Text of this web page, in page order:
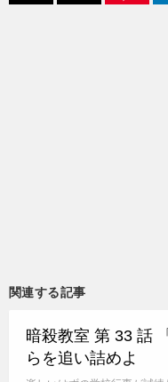
関連する記事
暗殺教室 第 33 話
らを追い詰めよ